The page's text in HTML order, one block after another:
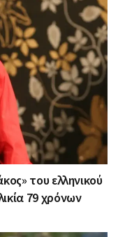
του ελληνικού
79 χρόνων